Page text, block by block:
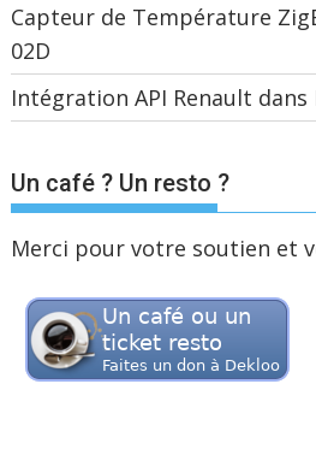
Capteur de Température
02D
Intégration API Renault
Un café ? Un resto ?
Merci pour votre soutien et